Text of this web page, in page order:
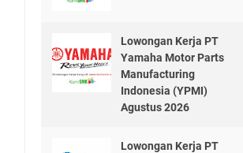
Lowongan Kerja PT
Yamaha Motor Parts
Manufacturing
Indonesia (YPMI)
Agustus 2026
Lowongan Kerja PT